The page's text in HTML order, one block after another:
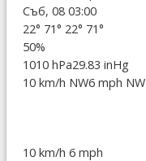
Съб, 08 03:00
22° 71° 22° 71°
50%
1010 hPa29.83 inHg
10 km/h NW6 mph NW
10 km/h 6 mph